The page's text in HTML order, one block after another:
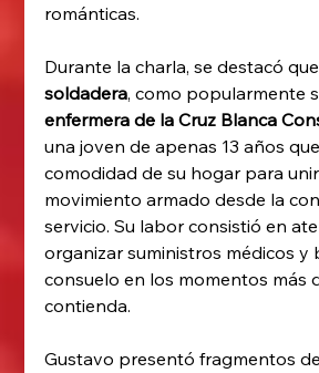
románticas.
Durante la charla, se destacó que
soldadera, como popularmente
enfermera de la Cruz Blanca
una joven de apenas 13 años
comodidad de su hogar para
movimiento armado desde la
servicio. Su labor consistió en
organizar suministros médicos y
consuelo en los momentos más
contienda.
Gustavo presentó fragmentos